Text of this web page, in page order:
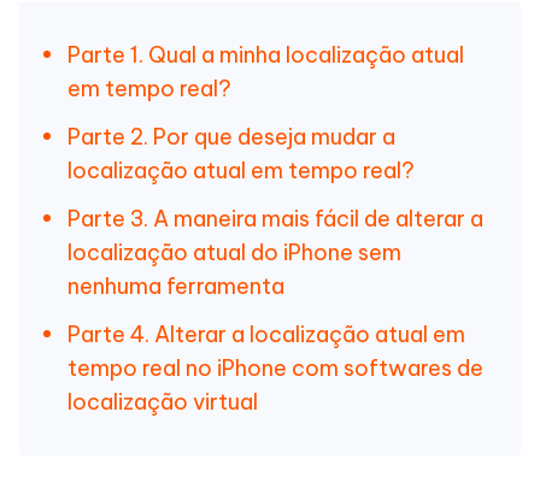
Parte 1. Qual a minha localização atual
em tempo real?
Parte 2. Por que deseja mudar a
localização atual em tempo real?
Parte 3. A maneira mais fácil de alterar a
localização atual do iPhone sem
nenhuma ferramenta
Parte 4. Alterar a localização atual em
tempo real no iPhone com softwares de
localização virtual